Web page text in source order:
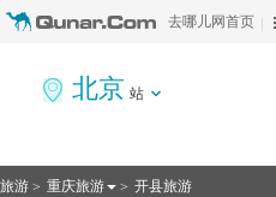
去哪儿网首页
北京 站
旅游 > 重庆旅游 > 开县旅游